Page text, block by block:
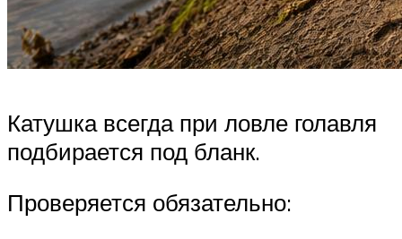
Катушка всегда при ловле голавля
подбирается под бланк.
Проверяется обязательно: